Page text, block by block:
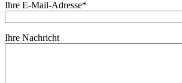
Ihre E-Mail-Adresse*
Ihre Nachricht